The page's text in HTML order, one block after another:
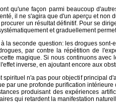
qu'une façon parmi beaucoup
il ne s'agira que d'un aperçu et non
un résultat définitif. Pour se
et graduellement
la seconde question: les drogues
par contre la répétition de
magique. Si nous continuons
inverse, en ajoutant encore aux
spirituel n'a pas pour objectif principal
par une profonde purification
produisant des expériences
qui retardent la manifestation